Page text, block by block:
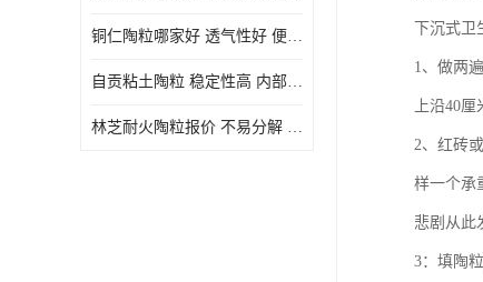
铜仁陶粒哪家好 透气性好 便于搬运和使用
自贡粘土陶粒 稳定性高 内部空隙较大
林芝耐火陶粒报价 不易分解 便于搬运和使用
下沉式
1、做两
上沿40
2、红砖
样一个承
悲剧从此
3：填陶